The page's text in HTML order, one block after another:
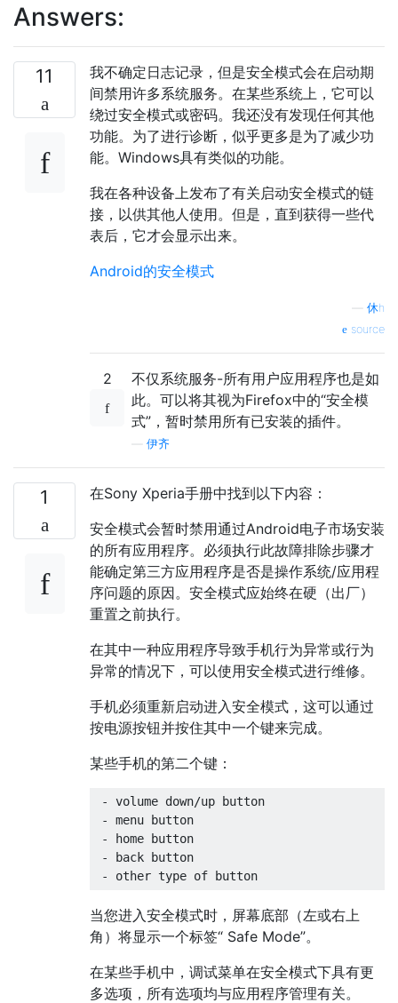
Answers:
11
我不确定日志记录，但是安全模式会在启动期
间禁用许多系统服务。在某些系统上，它可以
绕过安全模式或密码。我还没有发现任何其他
功能。为了进行诊断，似乎更多是为了减少功
能。Windows具有类似的功能。
我在各种设备上发布了有关启动安全模式的链
接，以供其他人使用。但是，直到获得一些代
表后，它才会显示出来。
Android的安全模式
休h
source
2
不仅系统服务-所有用户应用程序也是如
此。可以将其视为Firefox中的“安全模
式”，暂时禁用所有已安装的插件。
伊齐
1
在Sony Xperia手册中找到以下内容：
安全模式会暂时禁用通过Android电子市场安装
的所有应用程序。必须执行此故障排除步骤才
能确定第三方应用程序是否是操作系统/应用程
序问题的原因。安全模式应始终在硬（出厂）
重置之前执行。
在其中一种应用程序导致手机行为异常或行为
异常的情况下，可以使用安全模式进行维修。
手机必须重新启动进入安全模式，这可以通过
按电源按钮并按住其中一个键来完成。
某些手机​​的第二个键：
- volume down/up button
- menu button
- home button
- back button
当您进入安全模式时，屏幕底部（左或右上
角）将显示一个标签“ Safe Mode”。
在某些手机中，调试菜单在安全模式下具有更
多选项，所有选项均与应用程序管理有关。